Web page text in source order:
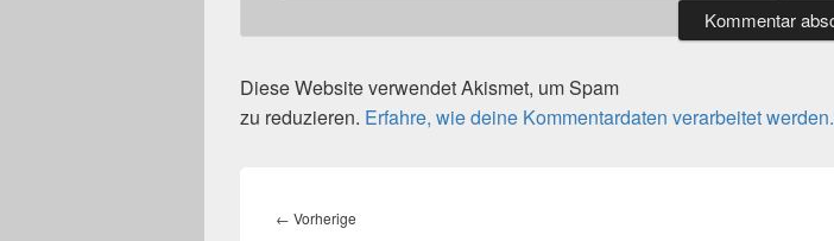
Diese Website verwendet Akismet, um Spam
zu reduzieren. Erfahre, wie deine Kommentardaten verarbeitet werden.
← Vorherige